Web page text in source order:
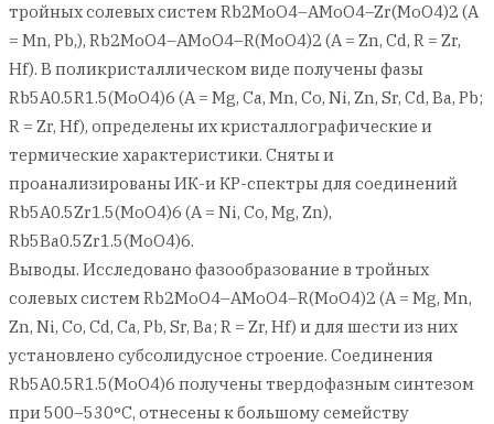
тройных солевых систем Rb2MoO4–AMoO4–Zr(MoO4)2 (A
= Mn, Pb,), Rb2MoO4–AMoO4–R(MoO4)2 (A = Zn, Cd, R = Zr,
Hf). В поликристаллическом виде получены фазы
Rb5A0.5R1.5(MoO4)6 (А = Mg, Ca, Mn, Co, Ni, Zn, Sr, Cd, Ba, Pb;
R = Zr, Hf), определены их кристаллографические и
термические характеристики. Сняты и
проанализированы ИК-и КР-спектры для соединений
Rb5A0.5Zr1.5(MoO4)6 (A = Ni, Со, Mg, Zn),
Rb5Ba0.5Zr1.5(MoO4)6.
Выводы. Исследовано фазообразование в тройных
солевых систем Rb2MoO4–AMoO4–R(MoO4)2 (A = Mg, Mn,
Zn, Ni, Co, Cd, Ca, Pb, Sr, Ba; R = Zr, Hf) и для шести из них
установлено субсолидусное строение. Соединения
Rb5A0.5R1.5(MoO4)6 получены твердофазным синтезом
при 500–530°С, отнесены к большому семейству